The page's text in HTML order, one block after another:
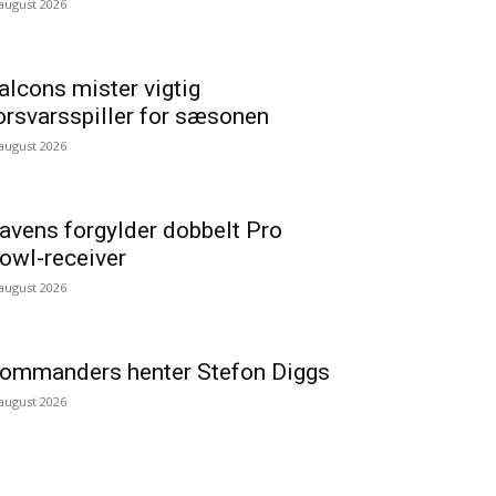
2026
mister vigtig
for sæsonen
2026
forgylder dobbelt Pro
receiver
2026
henter Stefon Diggs
2026